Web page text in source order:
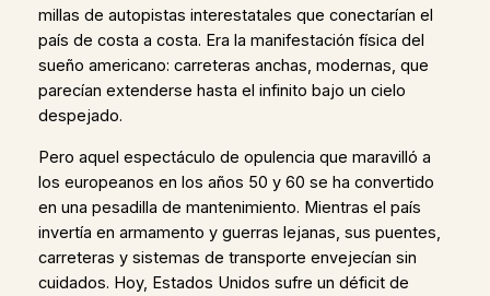
millas de autopistas interestatales que conectarían el
país de costa a costa. Era la manifestación física del
sueño americano: carreteras anchas, modernas, que
parecían extenderse hasta el infinito bajo un cielo
despejado.
Pero aquel espectáculo de opulencia que maravilló a
los europeanos en los años 50 y 60 se ha convertido
en una pesadilla de mantenimiento. Mientras el país
invertía en armamento y guerras lejanas, sus puentes,
carreteras y sistemas de transporte envejecían sin
cuidados. Hoy, Estados Unidos sufre un déficit de